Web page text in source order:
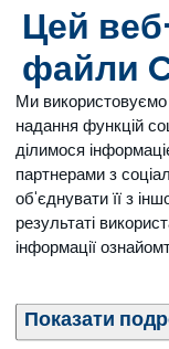
Цей
файли
Ми
надання функцій
ділимося
партнерами з
об'єднувати її з
результаті
інформації
Показати
Наша